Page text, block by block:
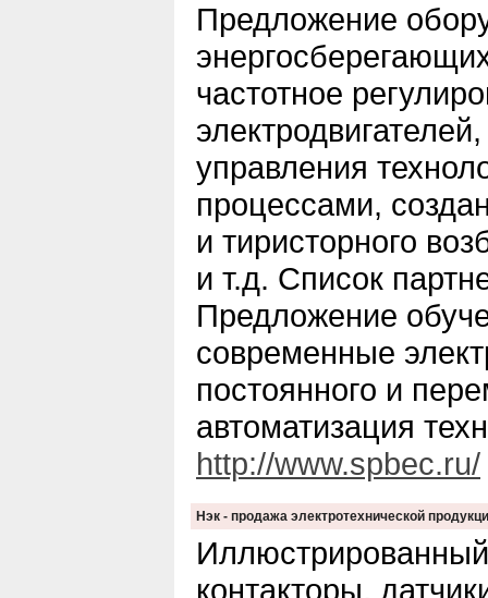
Предложение
частотное
управления
процессами,
и тиристорного
и т.д. Список
Предложение
современные
постоянного и
автоматизация
http://www.spbec.ru/
Нэк - продажа электротехнической
контакторы,